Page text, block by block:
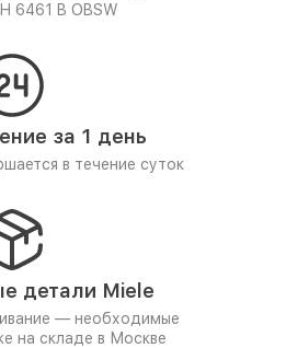
6461 B OBSW
за 1 день
в течение суток
детали Miele
— необходимые
на складе в Москве